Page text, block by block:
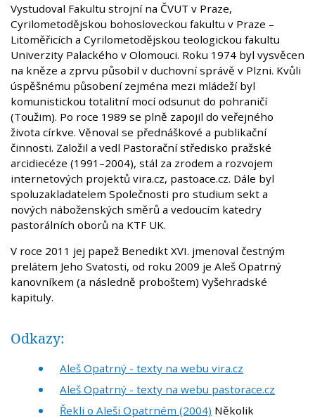
Vystudoval Fakultu strojní na ČVUT v Praze,
Cyrilometodějskou bohosloveckou fakultu v Praze –
Litoměřicích a Cyrilometodějskou teologickou fakultu
Univerzity Palackého v Olomouci. Roku 1974 byl vysvěcen
na kněze a zprvu působil v duchovní správě v Plzni. Kvůli
úspěšnému působení zejména mezi mládeží byl
komunistickou totalitní mocí odsunut do pohraničí
(Toužim). Po roce 1989 se plně zapojil do veřejného
života církve. Věnoval se přednáškové a publikační
činnosti. Založil a vedl Pastorační středisko pražské
arcidiecéze (1991–2004), stál za zrodem a rozvojem
internetových projektů vira.cz, pastoace.cz. Dále byl
spoluzakladatelem Společnosti pro studium sekt a
nových náboženských směrů a vedoucím katedry
pastorálních oborů na KTF UK.
V roce 2011 jej papež Benedikt XVI. jmenoval čestným
prelátem Jeho Svatosti, od roku 2009 je Aleš Opatrný
kanovníkem (a následně proboštem) Vyšehradské
kapituly.
Odkazy:
Aleš Opatrný - texty na webu vira.cz
Aleš Opatrný - texty na webu pastorace.cz
Řekli o Aleši Opatrném (2004) Několik